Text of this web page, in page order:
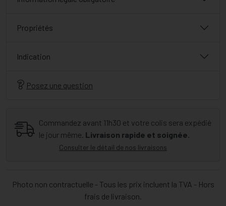
Propriétés
Indication
Posez une question
Commandez avant 11h30 et votre colis sera expédié
le jour même. Livraison rapide et soignée.
Consulter le détail de nos livraisons
Photo non contractuelle - Tous les prix incluent la TVA - Hors
frais de livraison.